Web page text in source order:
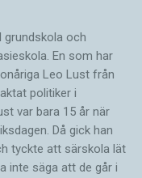
grundskola och
En som har
Leo Lust från
politiker i
var bara 15 år när
Då gick han
tyckte att särskola lät
inte säga att de går i